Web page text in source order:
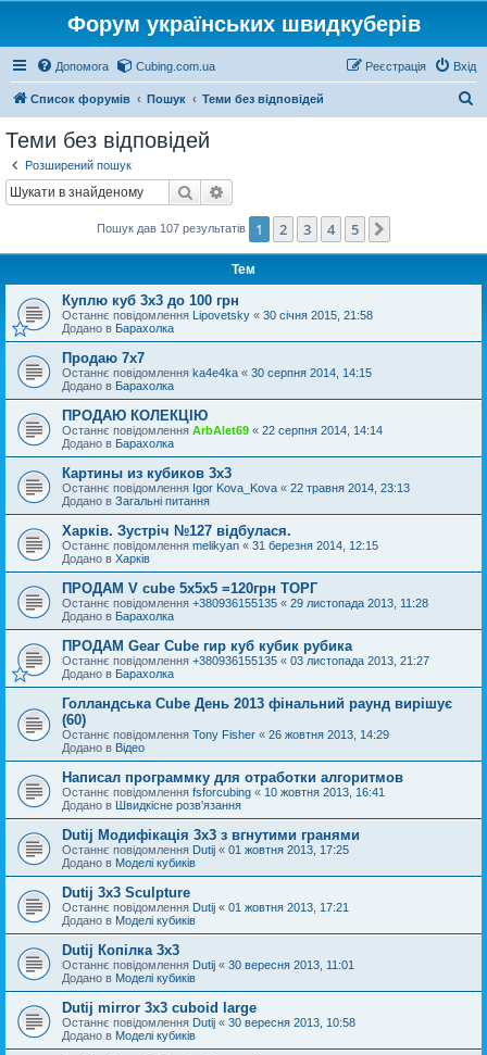
Форум українських швидкуберів
Допомога Cubing.com.ua Вхід
Реєстрація
Список форумів Пошук Теми без відповідей
Теми без відповідей
Розширений пошук
Пошук
Пошук дав 107 результатів 1 2 3 4 5
Тем
Куплю куб 3х3 до 100 грн
Останнє повідомлення Lipovetsky « 30 січня 2015, 21:58
Додано в Барахолка
Продаю 7х7
Останнє повідомлення ka4e4ka « 30 серпня 2014, 14:15
Додано в Барахолка
ПРОДАЮ КОЛЕКЦІЮ
Останнє повідомлення ArbAlet69 « 22 серпня 2014, 14:14
Додано в Барахолка
Картины из кубиков 3х3
Останнє повідомлення Igor Kova_Kova « 22 травня 2014, 23:13
Додано в Загальні питання
Харків. Зустріч №127 відбулася.
Останнє повідомлення melikyan « 31 березня 2014, 12:15
Додано в Харків
ПРОДАМ V cube 5x5x5 =120грн ТОРГ
Останнє повідомлення +380936155135 « 29 листопада 2013, 11:28
Додано в Барахолка
ПРОДАМ Gear Cube гир куб кубик рубика
Останнє повідомлення +380936155135 « 03 листопада 2013, 21:27
Додано в Барахолка
Голландська Cube День 2013 фінальний раунд вирішує
(60)
Останнє повідомлення Tony Fisher « 26 жовтня 2013, 14:29
Додано в Відео
Написал программку для отработки алгоритмов
Останнє повідомлення fsforcubing « 10 жовтня 2013, 16:41
Додано в Швидкісне розв'язання
Dutij Модифікація 3х3 з вгнутими гранями
Останнє повідомлення Dutij « 01 жовтня 2013, 17:25
Додано в Моделі кубиків
Dutij 3x3 Sculpture
Останнє повідомлення Dutij « 01 жовтня 2013, 17:21
Додано в Моделі кубиків
Dutij Копілка 3х3
Останнє повідомлення Dutij « 30 вересня 2013, 11:01
Додано в Моделі кубиків
Dutij mirror 3x3 cuboid large
Останнє повідомлення Dutij « 30 вересня 2013, 10:58
Додано в Моделі кубиків